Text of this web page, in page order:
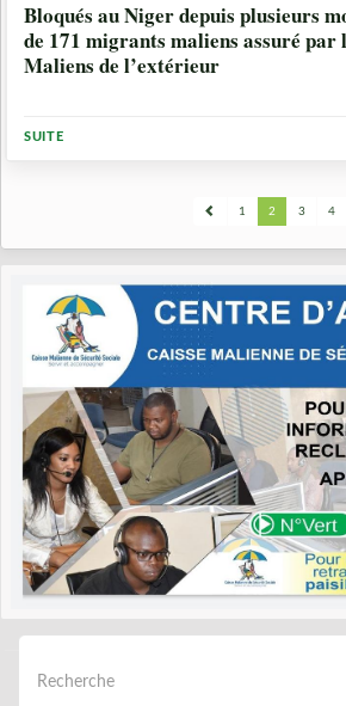
Bloqués au Niger depuis plusieurs mois : Le
de 171 migrants maliens assuré par
Maliens de l’extérieur
SUITE
1 2 3 4